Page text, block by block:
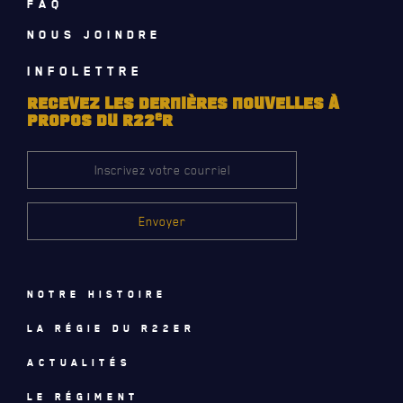
VOS QUESTIONS
NOMINATIONS ROYALES ET HONORIFIQUES
MUSIQUE DU ROYAL 22E RÉGIMENT
ALLIANCES, AFFILIATIONS ET LIENS D'AMITIÉ
CARRIÈRES
FAQ
NOUS JOINDRE
INFOLETTRE
RECEVEZ LES DERNIÈRES NOUVELLES À
PROPOS DU R22eR
Notre histoire
La régie du R22eR
Actualités
Le régiment